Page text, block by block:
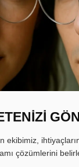
ekibimiz,
çözümlerini